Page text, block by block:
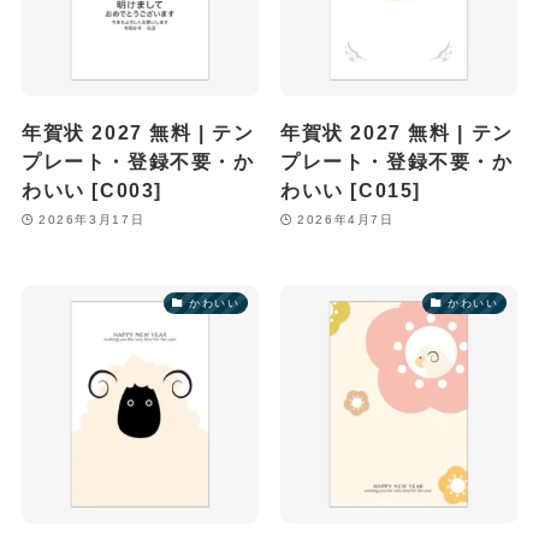
年賀状 2027 無料 | テン
プレート・登録不要・か
わいい [C003]
2026年3月17日
年賀状 2027 無料 | テン
プレート・登録不要・か
わいい [C015]
2026年4月7日
かわいい かわいい